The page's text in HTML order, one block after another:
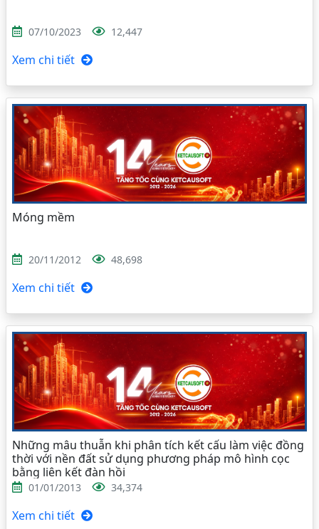
07/10/2023 12,447
Xem chi tiết
Móng mềm
20/11/2012 48,698
Xem chi tiết
Những mâu thuẫn khi phân tích kết cấu làm việc đồng
thời với nền đất sử dụng phương pháp mô hình cọc
bằng liên kết đàn hồi
01/01/2013 34,374
Xem chi tiết